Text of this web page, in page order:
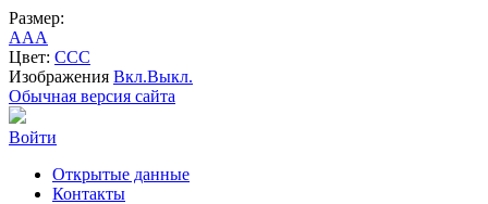
Размер:
AAA
Цвет: CCC
Изображения Вкл.Выкл.
Обычная версия сайта
Войти
Открытые данные
Контакты